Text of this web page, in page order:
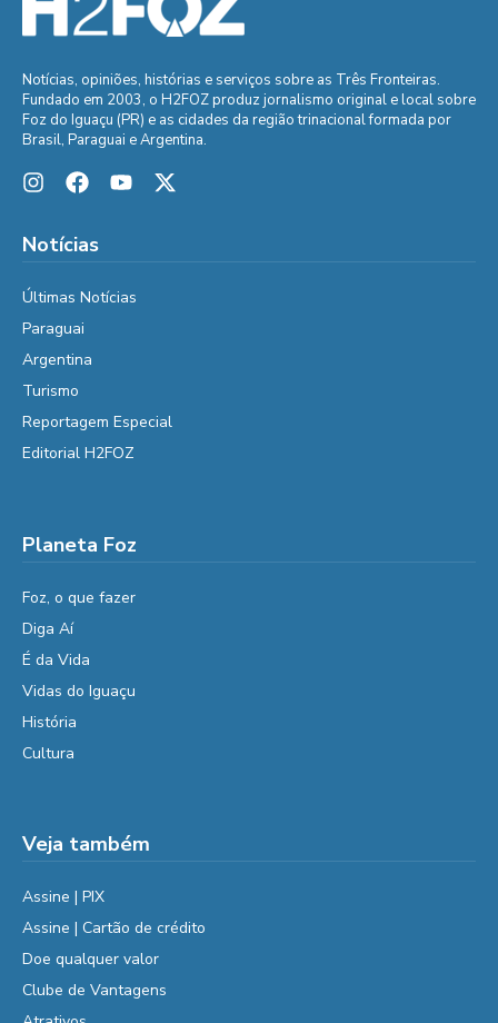
Notícias, opiniões, histórias e serviços sobre as Três Fronteiras.
Fundado em 2003, o H2FOZ produz jornalismo original e local sobre
Foz do Iguaçu (PR) e as cidades da região trinacional formada por
Brasil, Paraguai e Argentina.
Notícias
Últimas Notícias
Paraguai
Argentina
Turismo
Reportagem Especial
Editorial H2FOZ
Planeta Foz
Foz, o que fazer
Diga Aí
É da Vida
Vidas do Iguaçu
História
Cultura
Veja também
Assine | PIX
Assine | Cartão de crédito
Doe qualquer valor
Clube de Vantagens